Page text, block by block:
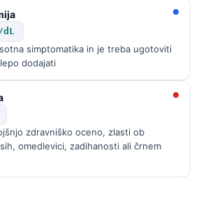
simptomatika in je treba ugotoviti
dodajati
zdravniško oceno, zlasti ob
omedlevici, zadihanosti ali črnem